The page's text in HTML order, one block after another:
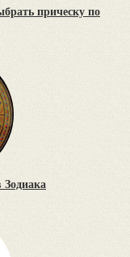
прическу по
Зодиака